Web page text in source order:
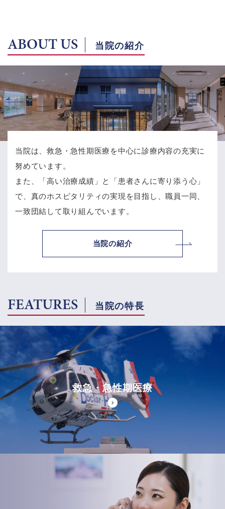
ABOUT US 当院の紹介
当院は、救急・急性期医療を中心に診療内容の充実に
努めています。
また、「高い治療成績」と「患者さんに寄り添う心」
で、 真のホスピタリティの実現を目指し、職員一同、
一致団結して取り組んでいます。
当院の紹介
FEATURES 当院の特長
救急・急性期医療